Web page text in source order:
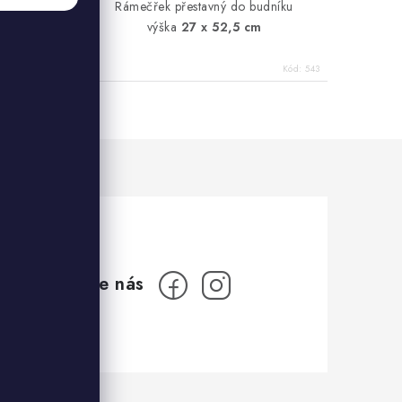
Rámečřek přestavný do budníku
výška 27 x 52,5 cm
Kód:543